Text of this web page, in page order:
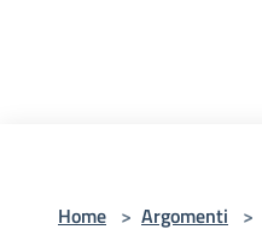
Home > Argomenti >